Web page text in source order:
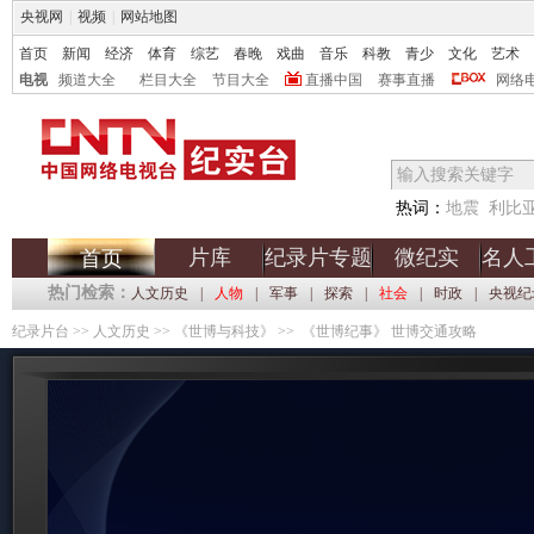
央视网 视频 网站地图
首页 新闻 经济 体育 综艺 春晚 戏曲 音乐 科教 青少 文化
艺术
电视
频道大全 栏目大全 节目大全 直播中国 赛事直播 网络
热词： 地震 利比
首页 片库 纪录片专题 微纪实 名人
热门检索： 人文历史 人物 军事 探索 社会 时政 央视
纪录片台 >> 人文历史 >> 《世博与科技》 >> 《世博纪事》 世博交通攻略